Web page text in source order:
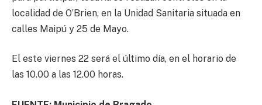
localidad de O’Brien, en la Unidad Sanitaria situada en
calles Maipú y 25 de Mayo.
El este viernes 22 será el último día, en el horario de
las 10.00 a las 12.00 horas.